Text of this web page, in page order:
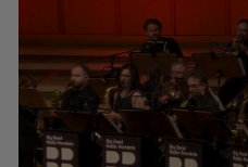
David Popovici atacă o
direct şi în ...